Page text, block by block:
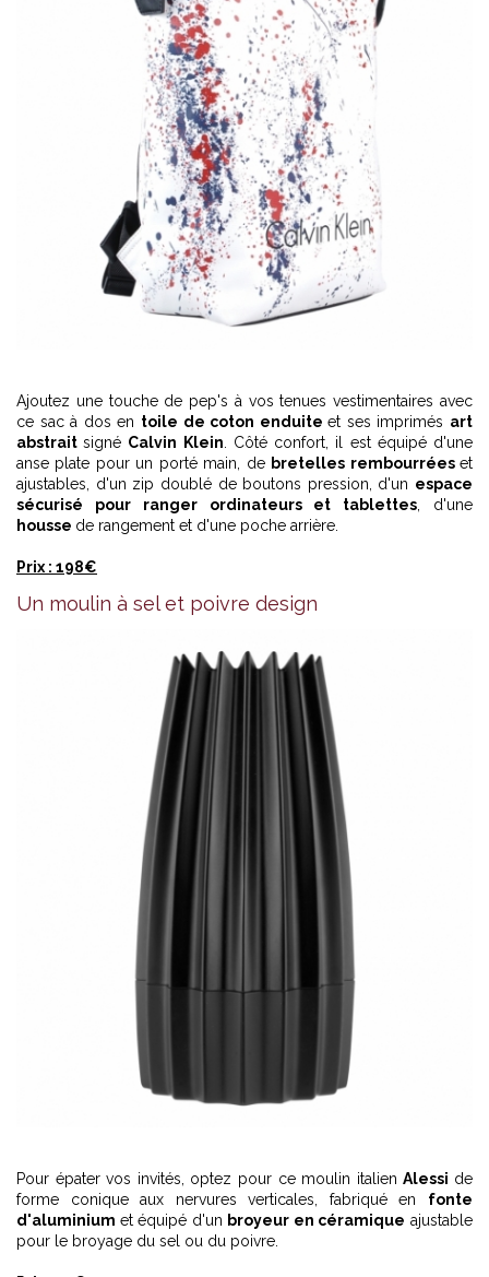
Ajoutez une touche de pep's à vos tenues vestimentaires avec
ce sac à dos en toile de coton enduiteet ses imprimés art
abstraitsigné Calvin Klein . Côté confort, il est équipé d'une
anse plate pour un porté main, de bretelles rembourréeset
ajustables, d'un zip doublé de boutons pression, d'un espace
sécurisé pour ranger ordinateurs et tablettes , d'une
housse de rangement et d'une poche arrière.
Prix : 198€
Un moulin à sel et poivre design
Pour épater vos invités, optez pour ce moulin italienAlessi de
forme conique aux nervures verticales, fabriqué en fonte
d'aluminium et équipé d'un broyeur en céramique ajustable
pour le broyage du sel ou du poivre.